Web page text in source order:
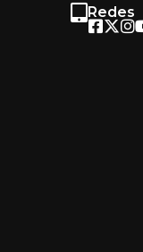
Redes